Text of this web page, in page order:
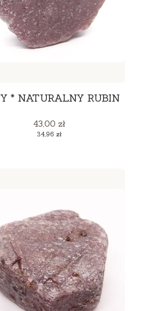
* NATURALNY RUBIN
Cena
43,00 zł
Cena
34,96 zł